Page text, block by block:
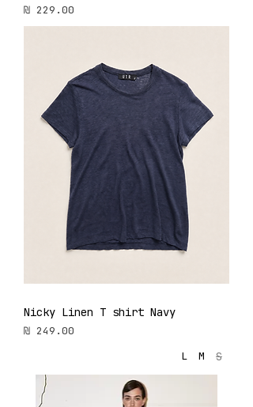
מחיר
Nicky Linen T shirt Navy
מחיר
S
M
L